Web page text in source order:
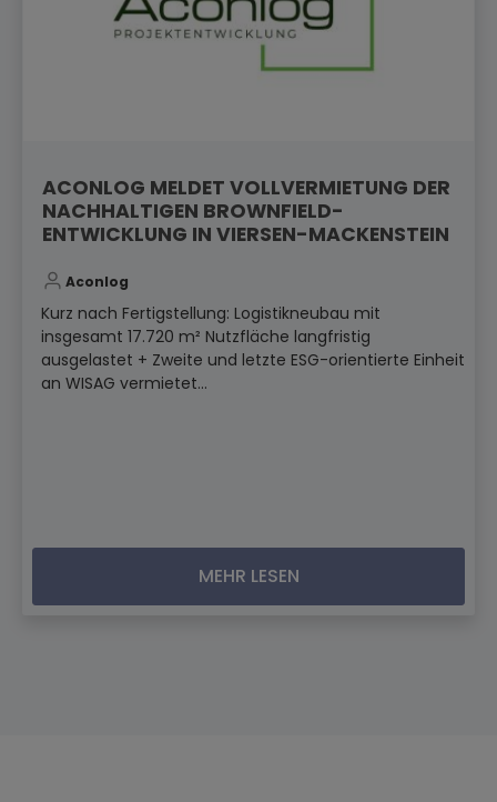
ACONLOG MELDET VOLLVERMIETUNG DER
NACHHALTIGEN BROWNFIELD-
ENTWICKLUNG IN VIERSEN-MACKENSTEIN
Aconlog
Kurz nach Fertigstellung: Logistikneubau mit
insgesamt 17.720 m² Nutzfläche langfristig
ausgelastet + Zweite und letzte ESG-orientierte Einheit
an WISAG vermietet...
MEHR LESEN